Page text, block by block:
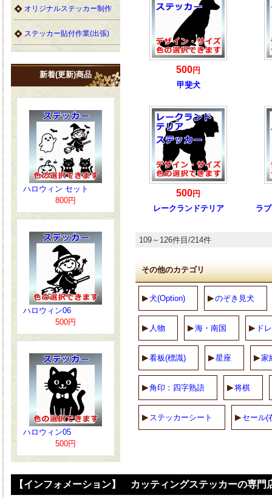
500円
甲斐犬
500円
レークランドテリア
ラ
109～126件目/214件
その他のカテゴリ
犬(Option) のぞき見犬
人物 海・南国 ド
看板(標識) 星座 家
角印：四字熟語 将棋
ステッカーシート セール(
オリジナルステッカー制作
ステッカー貼付作業(出張)
新着(更新)商品
ハロウィン セット
800円
ハロウィン06
500円
ハロウィン05
500円
【インフォメーション】 カッティングステッカーの専門